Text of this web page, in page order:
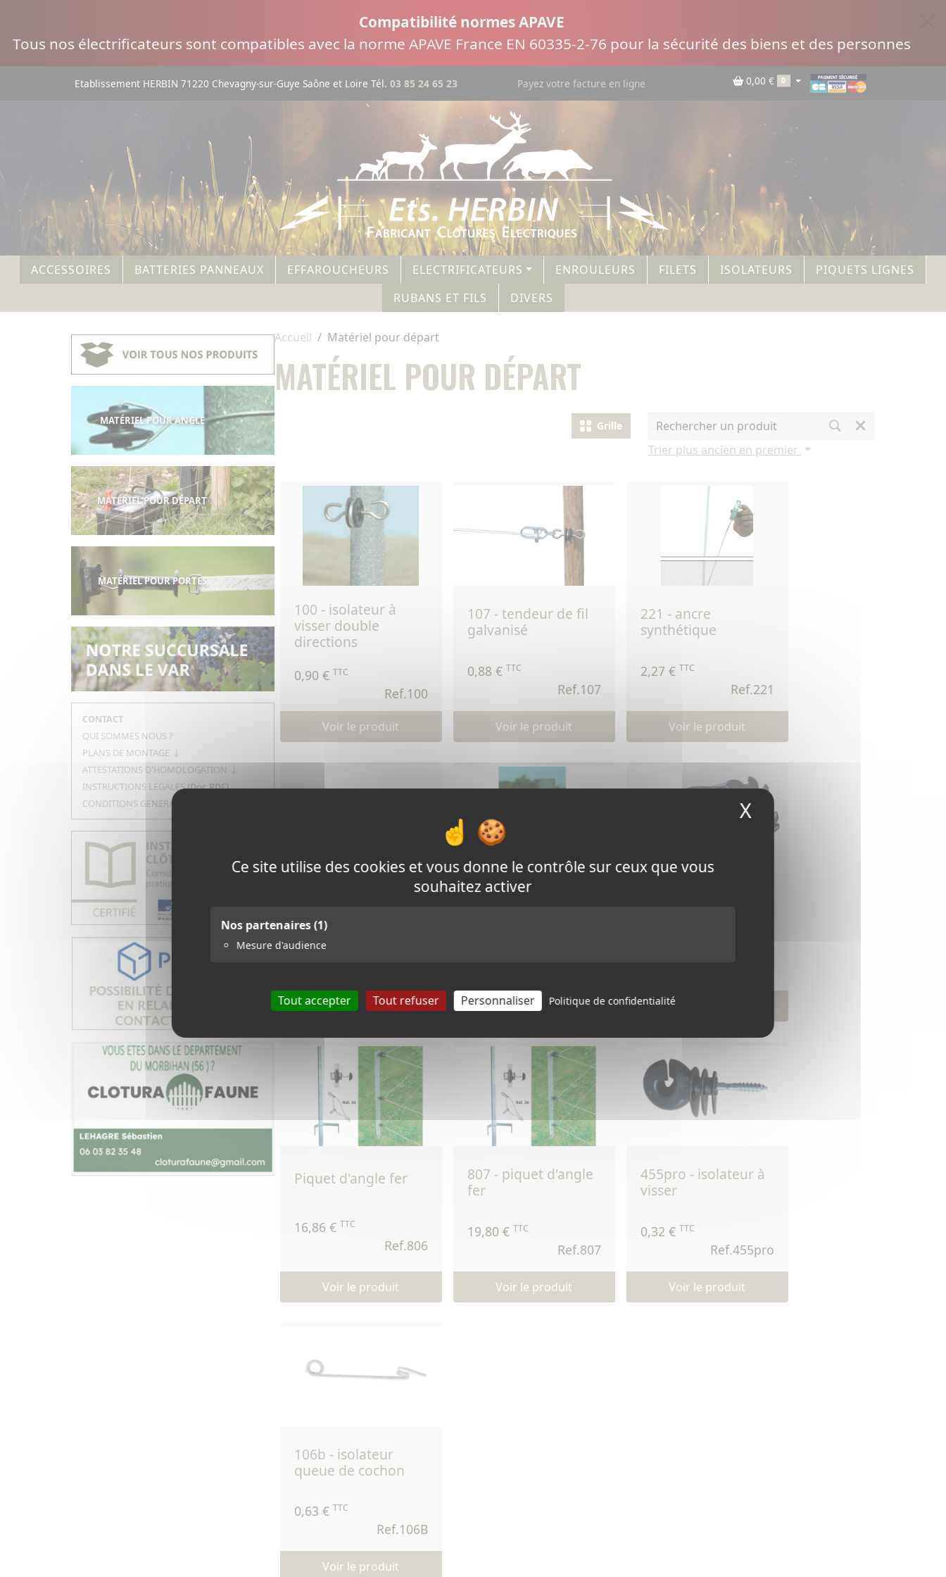
Ce site utilise des cookies et vous donne le contrôle sur ceux que vous
souhaitez activer
Nos partenaires(1)
Mesure d'audience
Tout accepter Tout refuser Personnaliser Politique de confidentialité
X Masquer le
Compatibilité normes APAVE
Tous nos électrificateurs sont compatibles avec la norme APAVE France EN 60335-2-76 pour la sécurité des biens et des personnes
Etablissement HERBIN 71220 Chevagny-sur-Guye Saône et Loire Tél.03 85 24 65 23 Payez votre facture en ligne 0,00 € 0
ACCESSOIRES BATTERIES PANNEAUX EFFAROUCHEURS ELECTRIFICATEURS ENROULEURS FILETS ISOLATEURS
PIQUETS LIGNES
RUBANS ET FILS
DIVERS
MATÉRIEL POUR ANGLE
MATÉRIEL POUR DÉPART
MATÉRIEL POUR PORTES
CONTACT
QUI SOMMES NOUS ?
PLANS DE MONTAGE
ATTESTATIONS D'HOMOLOGATION
INSTRUCTIONS LEGALES(Doc PDF)
CONDITIONS GENERALES DE VENTE
Accueil Matériel pour départ
MATÉRIEL POUR DÉPART
Grille
Trier plus ancien en premier
100 - isolateur à
visser double
directions
0,90 € TTC
Ref.100
Voir le produit
107 - tendeur de fil
galvanisé
0,88 € TTC
Ref.107
Voir le produit
221 - ancre
synthétique
2,27 € TTC
Ref.221
Voir le produit
1,51 €
Voir le produit
isolateur d'angle
Voir le produit Voir le produit
piquet d'angle fer
16,86 € TTC
Ref.806
Voir le produit
807 - piquet d'angle
fer
19,80 € TTC
Ref.807
Voir le produit
455pro - isolateur à
visser
0,32 € TTC
Ref.455pro
Voir le produit
106b - isolateur
queue de cochon
0,63 € TTC
Ref.106B
Voir le produit